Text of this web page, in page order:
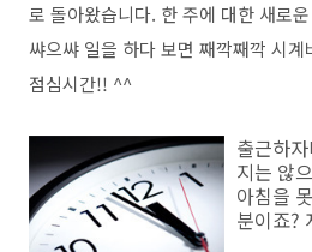
로 돌아왔습니다. 한 주에 대한 새로
쌰으쌰 일을 하다 보면 째깍째깍 시
점심시간!! ^^
출근하
지는 않
아침을
분이죠?